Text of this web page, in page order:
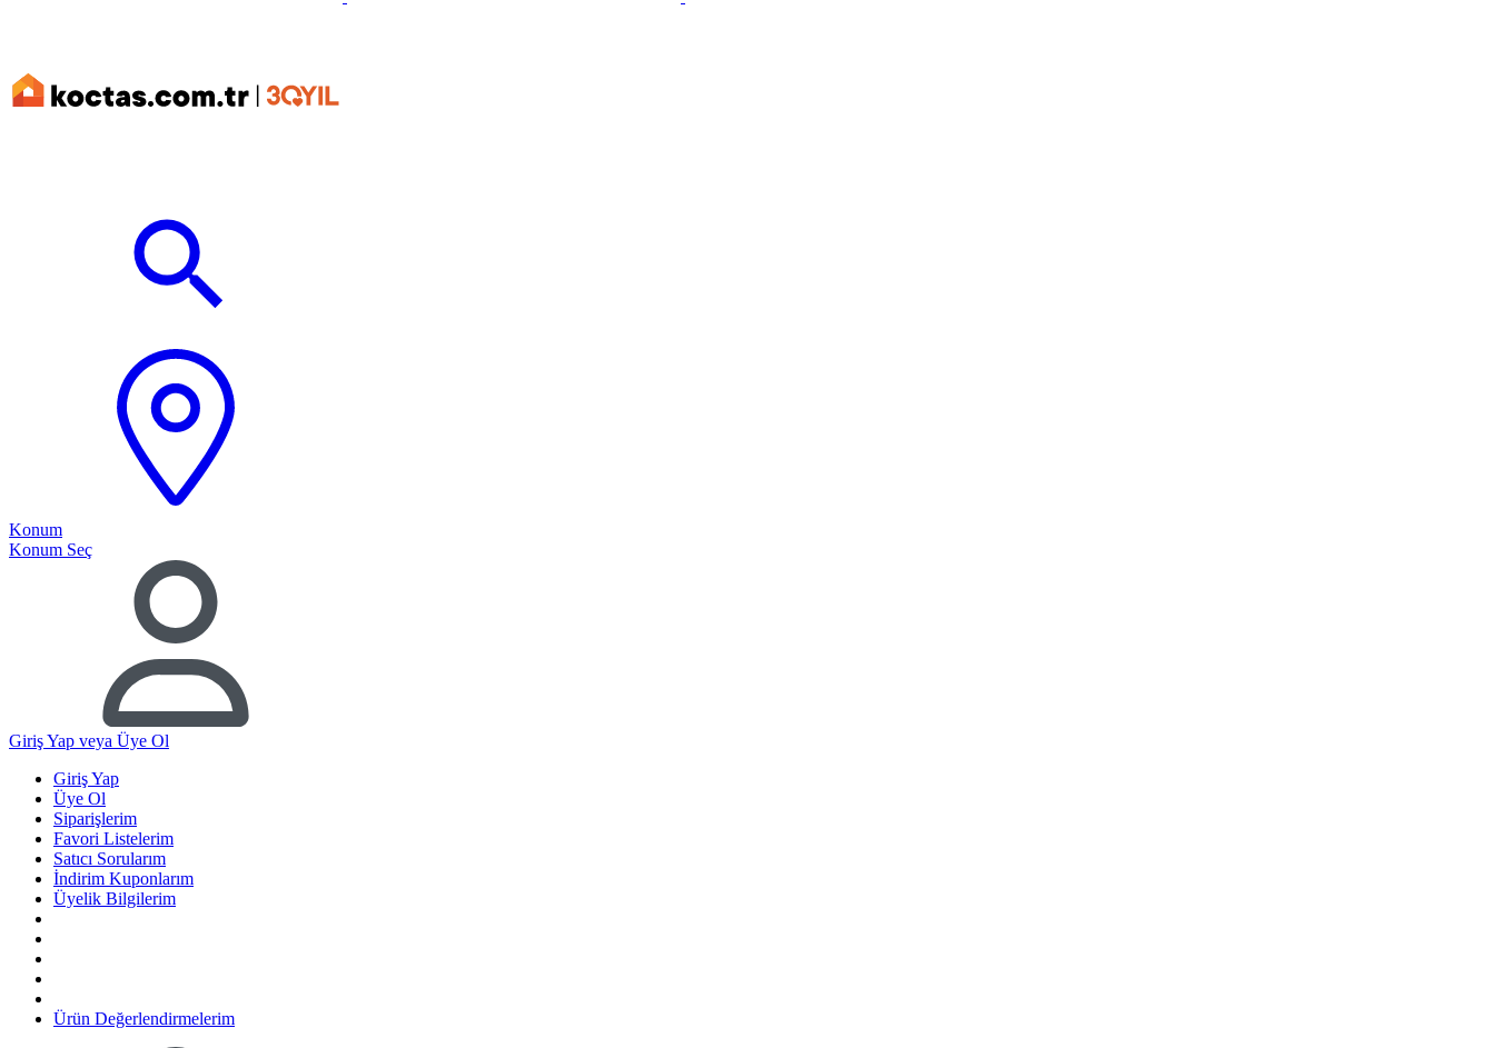
Konum
Konum Seç
Giriş Yap veya Üye Ol
Giriş Yap
Üye Ol
Siparişlerim
Favori Listelerim
Satıcı Sorularım
İndirim Kuponlarım
Üyelik Bilgilerim
Ürün Değerlendirmelerim